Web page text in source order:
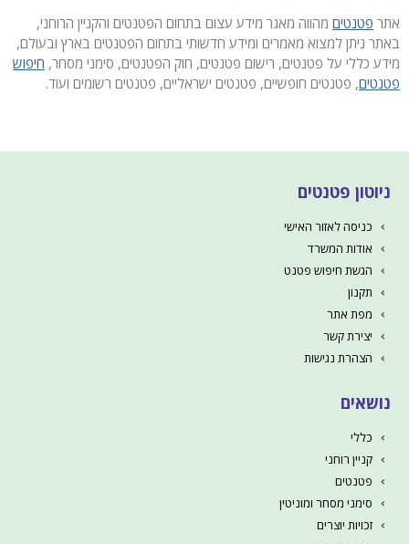
אתר פטנטים מהווה מאגר מידע עצום בתחום הפטנטים והקניין הרוחני,
באתר ניתן למצוא מאמרים ומידע חדשותי בתחום הפטנטים בארץ ובעולם,
מידע כללי על פטנטים, רישום פטנטים, חוק הפטנטים, סימני מסחר, חיפוש
פטנטים, פטנטים חופשיים, פטנטים ישראליים, פטנטים רשומים ועוד.
ניוטון פטנטים
כניסה לאזור האישי
אודות המשרד
הגשת חיפוש פטנט
תקנון
מפת אתר
יצירת קשר
הצהרת נגישות
נושאים
כללי
קניין רוחני
פטנטים
סימני מסחר ומוניטין
זכויות יוצרים